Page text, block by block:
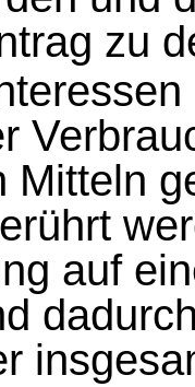
zu
Mitteln
auf